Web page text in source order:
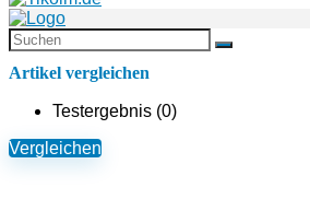
Artikel vergleichen
Testergebnis (0)
Vergleichen